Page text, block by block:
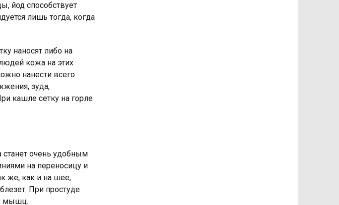
йод способствует
лишь тогда, когда
наносят либо на
кожа на этих
нанести всего
зуда,
кашле сетку на горле
станет очень удобным
на переносицу и
же, как и на шее,
При простуде
мышц.